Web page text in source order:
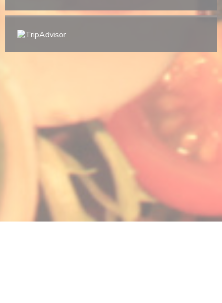
une nouvelle fenêtre))